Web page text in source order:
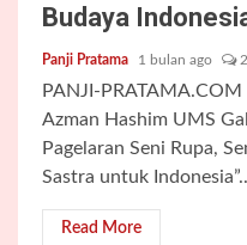
Budaya
Panji Pratama 1 bulan ago 2
PANJI-
Azman Hashim UMS
Pagelaran Seni Rupa,
Sastra untuk
Read More